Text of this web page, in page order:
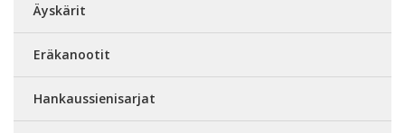
Äyskärit
Eräkanootit
Hankaussienisarjat